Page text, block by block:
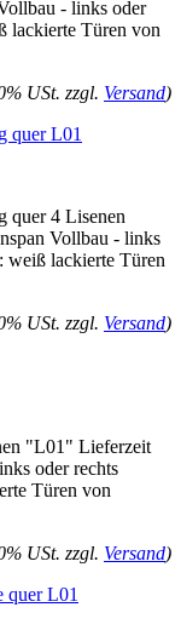
- links oder
lackierte Türen von
USt. zzgl. Versand)
quer L01
quer 4 Lisenen
Vollbau - links
weiß lackierte Türen
USt. zzgl. Versand)
"L01" Lieferzeit
oder rechts
Türen von
USt. zzgl. Versand)
quer L01